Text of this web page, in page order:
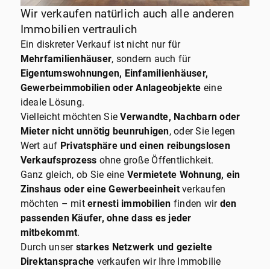
Wir verkaufen natürlich auch alle anderen
Immobilien vertraulich
Ein diskreter Verkauf ist nicht nur für
Mehrfamilienhäuser, sondern auch für
Eigentumswohnungen, Einfamilienhäuser,
Gewerbeimmobilien oder Anlageobjekte eine
ideale Lösung.
Vielleicht möchten SieVerwandte, Nachbarn oder
Mieter nicht unnötig beunruhigen, oder Sie legen
Wert auf Privatsphäre und einen reibungslosen
Verkaufsprozess ohne große Öffentlichkeit.
Ganz gleich, ob Sie eine Vermietete Wohnung, ein
Zinshaus oder eine Gewerbeeinheitverkaufen
möchten – miternesti immobilien finden wir den
passenden Käufer, ohne dass es jeder
mitbekommt.
Durch unser starkes Netzwerk und gezielte
Direktansprache verkaufen wir Ihre Immobilie